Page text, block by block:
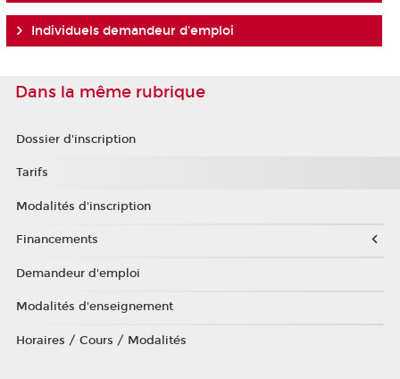
Individuels demandeur d'emploi
Dans la même rubrique
Dossier d'inscription
Tarifs
Modalités d'inscription
Financements
Demandeur d'emploi
Modalités d'enseignement
Horaires / Cours / Modalités